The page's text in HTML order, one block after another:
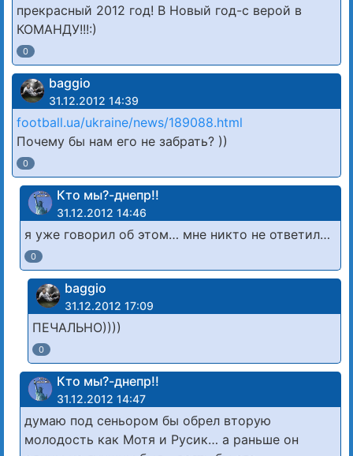
прекрасный 2012 год! В Новый год-с верой в
КОМАНДУ!!!:)
0
baggio
31.12.2012 14:39
football.ua/ukraine/news/189088.html
Почему бы нам его не забрать? ))
0
Кто мы?-днепр!!
31.12.2012 14:46
я уже говорил об этом… мне никто не ответил…
0
baggio
31.12.2012 17:09
ПЕЧАЛЬНО))))
0
Кто мы?-днепр!!
31.12.2012 14:47
думаю под сеньором бы обрел вторую
молодость как Мотя и Русик… а раньше он